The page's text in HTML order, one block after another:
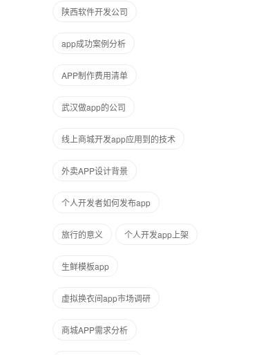
陕西软件开发公司
app成功案例分析
APP制作费用清单
武汉做app的公司
线上商城开发app应用到的技术
外卖APP设计背景
个人开发者如何发布app
旅行的意义 个人开发app上架
生鲜模板app
虚拟换衣间app市场调研
商城APP需求分析